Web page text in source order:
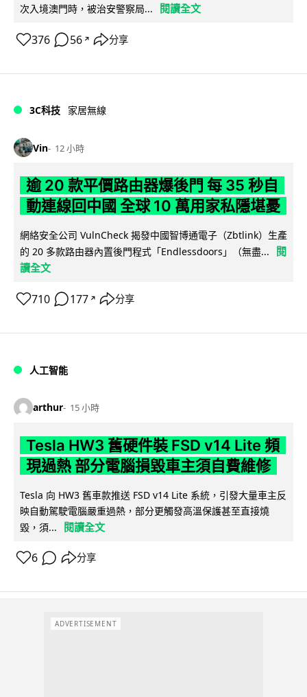
次入境澳門時，被治安警察局...
閱讀全文
376 56 ↗ 分享
3C科技 家居無線
Vin 12 小時
逾 20 款平價路由器爆後門 每 35 秒自
動連線回中國 全球 10 萬用家私隱堪憂
網絡安全公司 VulnCheck 揭發中國智博通電子（Zbtlink）生產
的 20 多款路由器內置後門程式「Endlessdoors」（無盡...
閱
讀全文
710 177 ↗ 分享
人工智能
arthur 15 小時
Tesla HW3 舊硬件裝 FSD v14 Lite 頻
現過熱 部分電腦損毀車主須自費維修
Tesla 向 HW3 舊車款推送 FSD v14 Lite 系統，引發大量車主反
映自動駕駛電腦嚴重過熱，部分更觸發高溫保護甚至直接燒
毀，須...
閱讀全文
6 分享
ADVERTISEMENT